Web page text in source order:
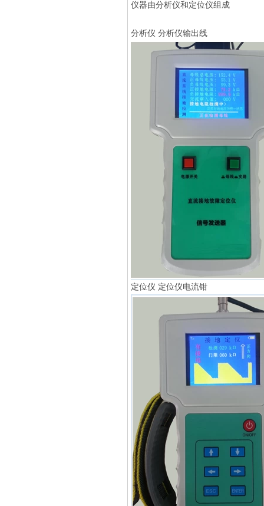
仪器由分析仪和定位仪组成
分析仪 分析仪输出线
定位仪 定位仪电流钳